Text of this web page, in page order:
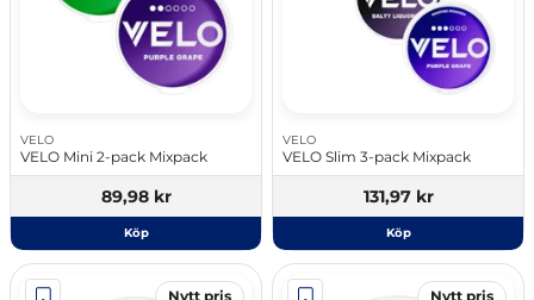
VELO
VELO Mini 2-pack Mixpack
89,98 kr
Köp
VELO
VELO Slim 3-pack Mixpack
131,97 kr
Köp
Nytt pris Nytt pris